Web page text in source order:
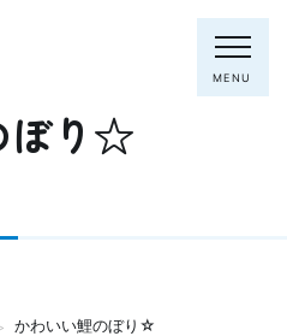
MENU
82-8281
ぼり☆
> かわいい鯉のぼり☆